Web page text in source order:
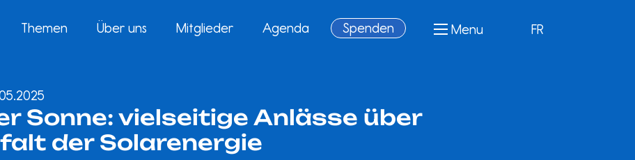
Themen Über uns Mitglieder Agenda Spenden Menu FR
Sonne: vielseitige Anlässe über
der Solarenergie